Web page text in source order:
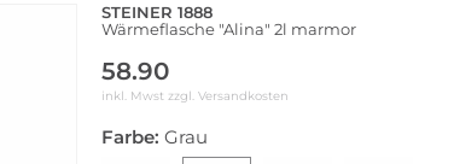
STEINER 1888
Wärmeflasche "Alina" 2l marmor
58.90
inkl. Mwst zzgl. Versandkosten
Farbe: Grau